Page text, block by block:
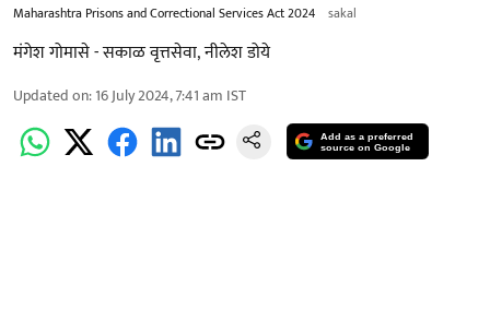
Maharashtra Prisons and Correctional Services Act 2024 sakal
मंगेश गोमासे - सकाळ वृत्तसेवा,नीलेश डोये
Updated on:16 July 2024, 7:41 am IST
Add as a preferred
source on Google